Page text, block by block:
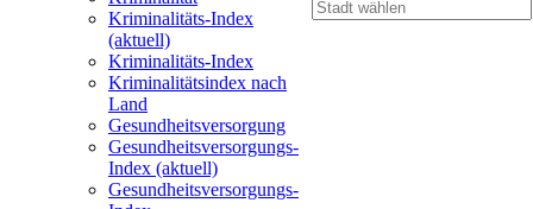
Kriminalitäts-Index
(aktuell)
Kriminalitäts-Index
Kriminalitätsindex nach
Land
Gesundheitsversorgung
Gesundheitsversorgungs-
Index (aktuell)
Gesundheitsversorgungs-